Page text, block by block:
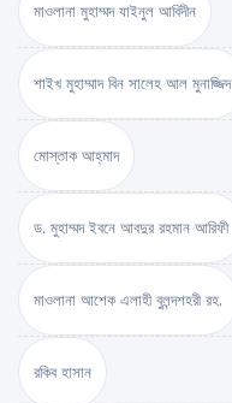
মাওলানা মুহাম্মদ যাইনুল আবিদীন
শাইখ মুহাম্মাদ বিন সালেহ আল মুনাজ্জিদ
মোস্তাক আহ্‌মাদ
ড. মুহাম্মদ ইবনে আবদুর রহমান আরিফী
মাওলানা আশেক এলাহী বুলন্দশহরী রহ.
রকিব হাসান